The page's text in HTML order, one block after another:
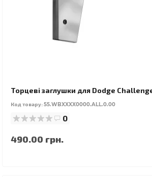
Торцеві заглушки для Dodge
Код товару:55.WBXXXX0000.ALL.0.00
0
490.00 грн.